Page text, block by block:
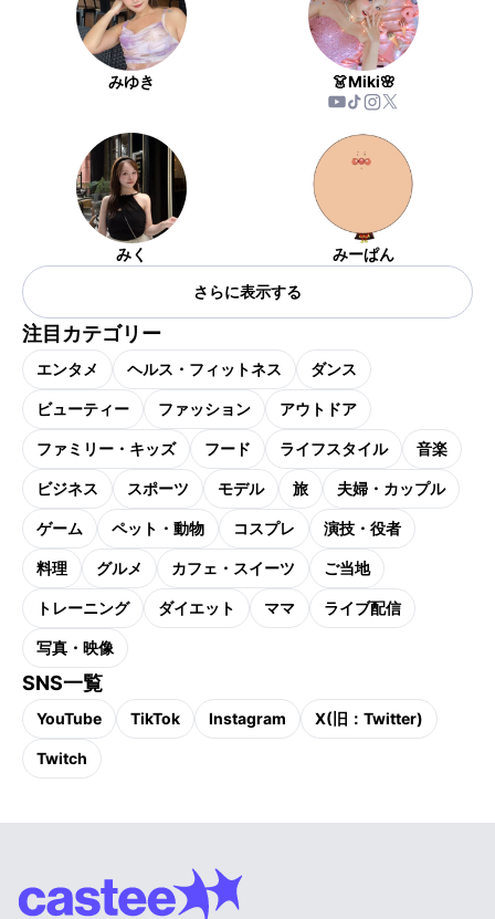
みゆき 👗Miki🌸
みく
みーぱん
さらに表示する
注目カテゴリー
エンタメ ヘルス・フィットネス ダンス
ビューティー ファッション アウトドア
ファミリー・キッズ フード ライフスタイル 音楽
ビジネス スポーツ モデル 旅 夫婦・カップル
ゲーム ペット・動物 コスプレ 演技・役者
料理 グルメ カフェ・スイーツ ご当地
トレーニング ダイエット ママ ライブ配信
写真・映像
SNS一覧
YouTube TikTok Instagram X(旧：Twitter)
Twitch